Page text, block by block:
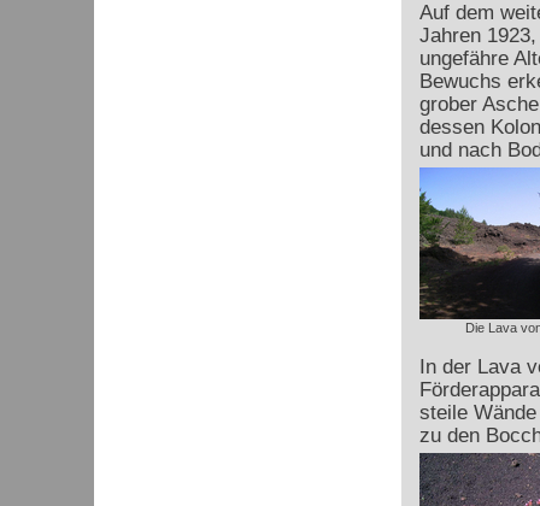
Auf dem
Jahren
ungefähre
Bewuchs
grober
dessen
und nach
Die Lava
In der Lava
steile
zu den